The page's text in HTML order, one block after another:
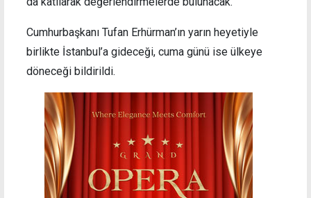
Cumhurbaşkanı Tufan Erhürman’ın yarın heyetiyle
birlikte İstanbul’a gideceği, cuma günü ise ülkeye
döneceği bildirildi.